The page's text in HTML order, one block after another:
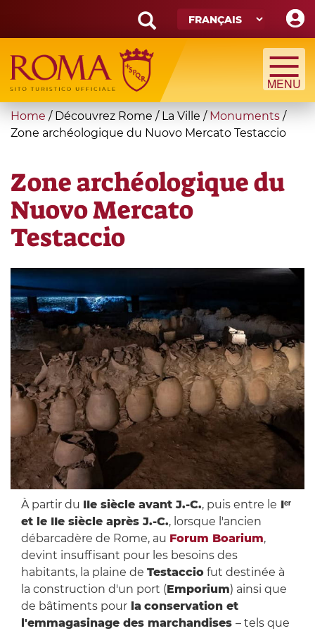
main
content
Search
form
Recherche
You
are
Home / Découvrez Rome / La Ville / Monuments /
Zone archéologique du Nuovo Mercato Testaccio
Zone archéologique du
Nuovo Mercato
Testaccio
À partir du IIe siècle avant J.-C., puis entre le Iᵉʳ
et le IIe siècle après J.-C., lorsque l'ancien
débarcadère de Rome, au Forum Boarium,
devint insuffisant pour les besoins des
habitants, la plaine de Testacciofut destinée à
la construction d'un port (Emporium) ainsi que
de bâtiments pourla conservation et
l'emmagasinage des marchandises – tels que